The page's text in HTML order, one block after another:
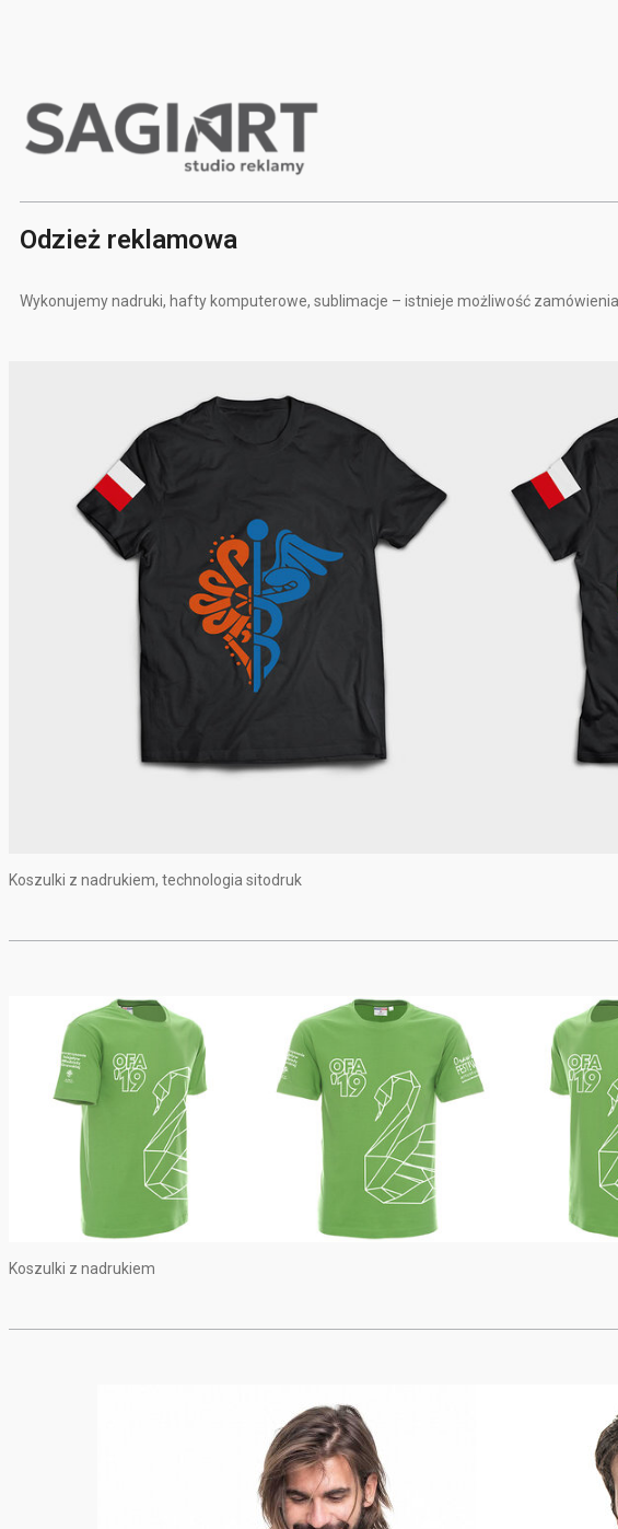
Odzież reklamowa
Wykonujemy nadruki, hafty komputerowe, sublimacje – istnieje możliwość
Koszulki z nadrukiem, technologia sitodruk
Koszulki z nadrukiem